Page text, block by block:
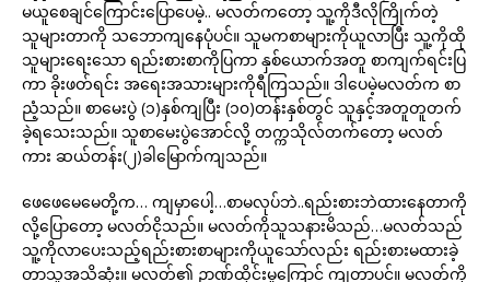
မယူစေချင်ကြောင်းပြောပေမဲ့.. မလတ်ကတော့ သူ့ကိုဒီလိုကြိုက်တဲ့
သူများတာကို သဘောကျနေပုံပင်။ သူမကစာများကိုယူလာပြီး သူ့ကိုထို
သူများရေးသော ရည်းစားစာကိုပြကာ နှစ်ယောက်အတူ စာကျက်ရင်းပြ
ကာ ခိုးဖတ်ရင်း အရေးအသားများကိုရီကြသည်။ ဒါပေမဲ့မလတ်က စာ
ညံ့သည်။ စာမေးပွဲ (၁)နှစ်ကျပြီး (၁၀)တန်းနှစ်တွင် သူနှင့်အတူတူတက်
ခဲ့ရသေးသည်။ သူစာမေးပွဲအောင်လို့ တက္ကသိုလ်တက်တော့ မလတ်
ကား ဆယ်တန်း(၂)ခါမြောက်ကျသည်။
ဖေဖေမေမေတို့က… ကျမှာပေါ့…စာမလုပ်ဘဲ..ရည်းစားဘဲထားနေတာကို
လို့ပြောတော့ မလတ်ငိုသည်။ မလတ်ကိုသူသနားမိသည်…မလတ်သည်
သူ့ကိုလာပေးသည့်ရည်းစားစာများကိုယူသော်လည်း ရည်းစားမထားခဲ့
တာသူအသိဆုံး။ မလတ်၏ ဉာဏ်ထိုင်းမှုကြောင့် ကျတာပင်။ မလတ်ကို